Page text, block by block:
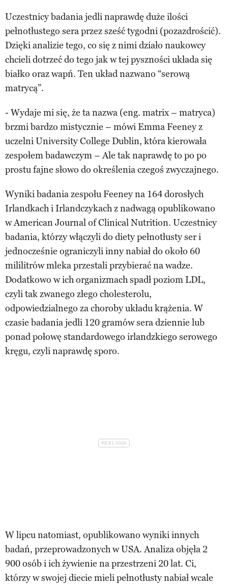
Uczestnicy badania jedli naprawdę duże ilości
pełnotłustego sera przez sześć tygodni (pozazdrościć).
Dzięki analizie tego, co się z nimi działo naukowcy
chcieli dotrzeć do tego jak w tej pyszności układa się
białko oraz wapń. Ten układ nazwano “serową
matrycą”.
- Wydaje mi się, że ta nazwa (eng. matrix – matryca)
brzmi bardzo mistycznie – mówi Emma Feeney z
uczelni University College Dublin, która kierowała
zespołem badawczym – Ale tak naprawdę to po po
prostu fajne słowo do określenia czegoś zwyczajnego.
Wyniki badania zespołu Feeney na 164 dorosłych
Irlandkach i Irlandczykach z nadwagą opublikowano
w American Journal of Clinical Nutrition. Uczestnicy
badania, którzy włączyli do diety pełnotłusty ser i
jednocześnie ograniczyli inny nabiał do około 60
mililitrów mleka przestali przybierać na wadze.
Dodatkowo w ich organizmach spadł poziom LDL,
czyli tak zwanego złego cholesterolu,
odpowiedzialnego za choroby układu krążenia. W
czasie badania jedli 120 gramów sera dziennie lub
ponad połowę standardowego irlandzkiego serowego
kręgu, czyli naprawdę sporo.
W lipcu natomiast, opublikowano wyniki innych
badań, przeprowadzonych w USA. Analiza objęła 2
900 osób i ich żywienie na przestrzeni 20 lat. Ci,
którzy w swojej diecie mieli pełnotłusty nabiał wcale